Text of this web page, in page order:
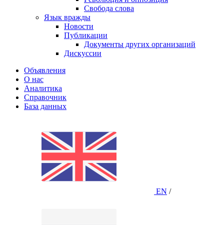
Свобода слова
Язык вражды
Новости
Публикации
Документы других организаций
Дискуссии
Объявления
О нас
Аналитика
Справочник
База данных
EN /